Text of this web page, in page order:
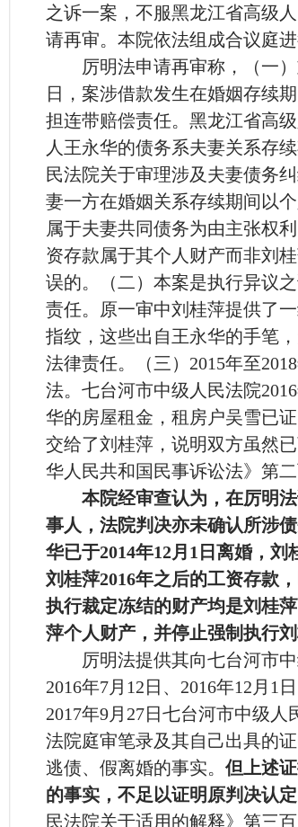
之诉一案，不服黑龙江省高级
请再审。本院依法组成合议庭
厉明法申请再审称，（一
日，案涉借款发生在婚姻存续
担连带赔偿责任。黑龙江省高
人王永华的债务系夫妻关系存
民法院关于审理涉及夫妻债务
妻一方在婚姻关系存续期间以
属于夫妻共同债务为由主张权
资存款属于其个人财产而非刘
误的。（二）本案是执行异议
责任。原一审中刘桂萍提供了
指纹，这些出自王永华的手笔
法律责任。（三）2015年至
法。七台河市中级人民法院
华的房屋租金，租房户吴雪已
交给了刘桂萍，说明双方虽然
华人民共和国民事诉讼法》第
本院经审查认为，在厉明
事人，法院判决亦未确认所涉
华已于2014年12月1日离婚，
刘桂萍2016年之后的工资存款
执行裁定冻结的财产均是刘桂
萍个人财产，并停止强制执行
厉明法提供其向七台河市
2016年7月12日、2016年12月1
2017年9月27日七台河市中级
法院庭审笔录及其自己出具的
逃债、假离婚的事实。 但上述
的事实，不足以证明原判决认
民法院关于适用的解释》第三